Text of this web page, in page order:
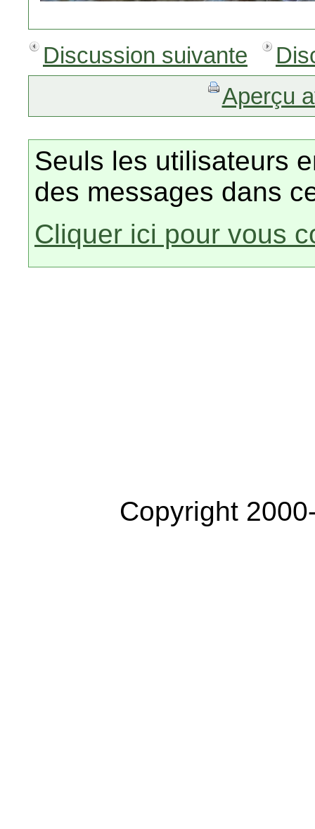
Discussion suivante
Aperçu
Seuls les utilisateurs
des messages dans
Cliquer ici pour vous
Copyright